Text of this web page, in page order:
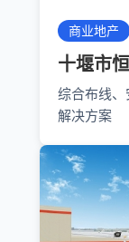
商业地产
十堰市
综合布线
解决方案